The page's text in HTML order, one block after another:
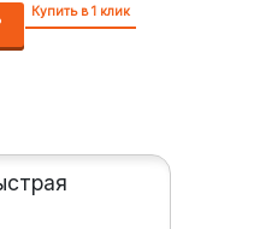
Купить в 1 клик